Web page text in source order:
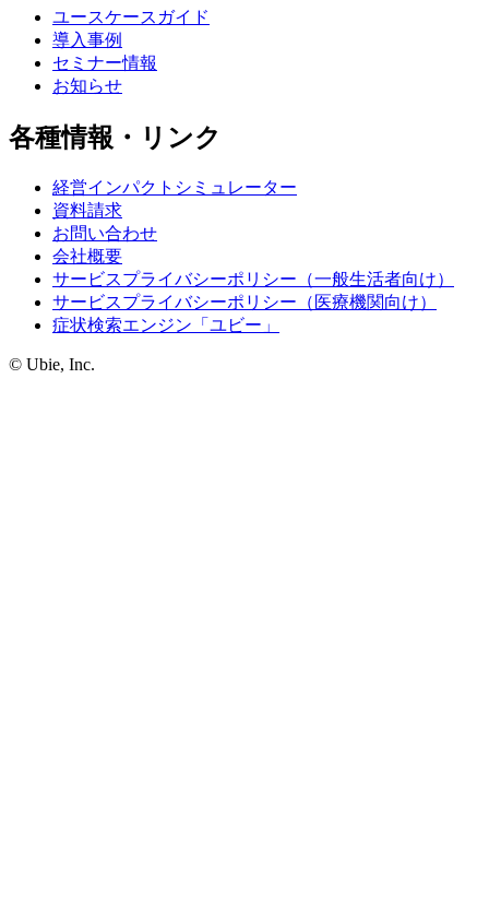
ユースケースガイド
導入事例
セミナー情報
お知らせ
各種情報・リンク
経営インパクトシミュレーター
資料請求
お問い合わせ
会社概要
サービスプライバシーポリシー（一般生活者向け）
サービスプライバシーポリシー（医療機関向け）
症状検索エンジン「ユビー」
© Ubie, Inc.